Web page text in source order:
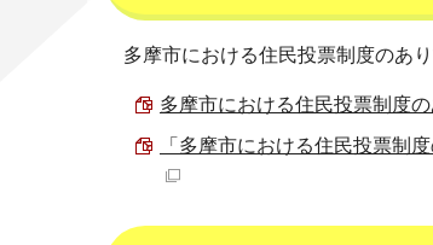
多摩市における住民投票制度のあ
多摩市における住民投票制度
「多摩市における住民投票制